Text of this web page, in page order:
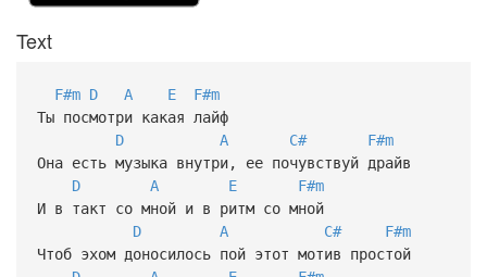
Text
F#m D A E
F#m
Ты посмотри какая лайф
D
A C#
F#m
Она есть музыка внутри, ее почувствуй драйв
D
A E
F#m
И в такт со мной и в ритм со мной
D
A C#
F#m
Чтоб эхом доносилось пой этот мотив простой